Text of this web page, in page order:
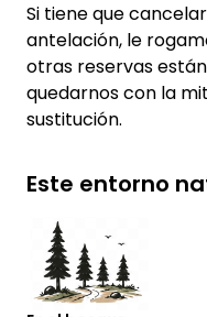
Si tiene que
antelación, le
otras reservas
quedarnos con la
sustitución.
Este entorno